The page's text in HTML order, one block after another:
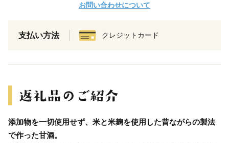
お問い合わせについて
支払い方法 クレジットカード
添加物を一切使用せず、米と米麹を使用した昔ながらの製法
で作った甘酒。